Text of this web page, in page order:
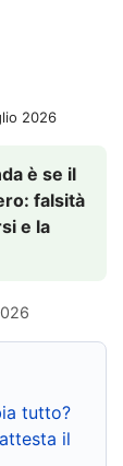
2026
è se il
falsità
e la
tutto?
il